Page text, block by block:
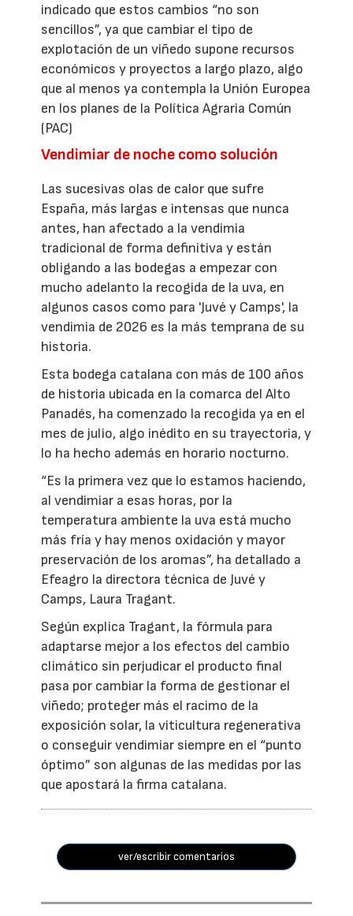
indicado que estos cambios “no son
sencillos”, ya que cambiar el tipo de
explotación de un viñedo supone recursos
económicos y proyectos a largo plazo, algo
que al menos ya contempla la Unión Europea
en los planes de la Política Agraria Común
(PAC)
Vendimiar de noche como solución
Las sucesivas olas de calor que sufre
España, más largas e intensas que nunca
antes, han afectado a la vendimia
tradicional de forma definitiva y están
obligando a las bodegas a empezar con
mucho adelanto la recogida de la uva, en
algunos casos como para 'Juvé y Camps', la
vendimia de 2026 es la más temprana de su
historia.
Esta bodega catalana con más de 100 años
de historia ubicada en la comarca del Alto
Panadés, ha comenzado la recogida ya en el
mes de julio, algo inédito en su trayectoria, y
lo ha hecho además en horario nocturno.
“Es la primera vez que lo estamos haciendo,
al vendimiar a esas horas, por la
temperatura ambiente la uva está mucho
más fría y hay menos oxidación y mayor
preservación de los aromas”, ha detallado a
Efeagro la directora técnica de Juvé y
Camps, Laura Tragant.
Según explica Tragant, la fórmula para
adaptarse mejor a los efectos del cambio
climático sin perjudicar el producto final
pasa por cambiar la forma de gestionar el
viñedo; proteger más el racimo de la
exposición solar, la viticultura regenerativa
o conseguir vendimiar siempre en el “punto
óptimo” son algunas de las medidas por las
que apostará la firma catalana.
ver/escribir comentarios